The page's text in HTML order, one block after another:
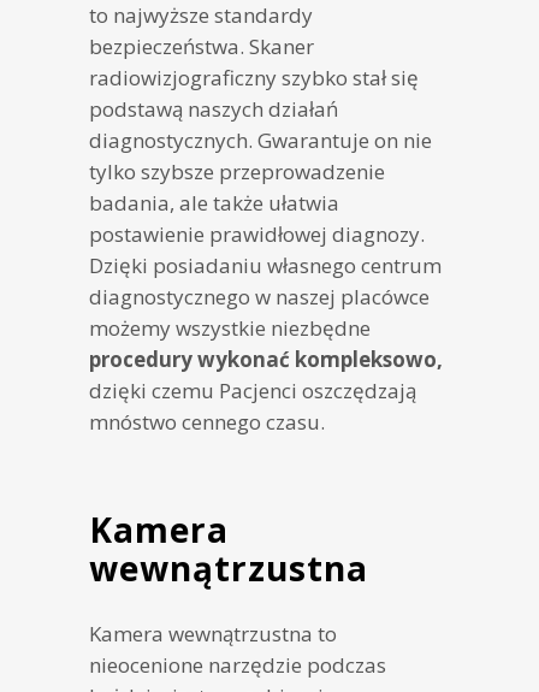
to najwyższe standardy
bezpieczeństwa. Skaner
radiowizjograficzny szybko stał się
podstawą naszych działań
diagnostycznych. Gwarantuje on nie
tylko szybsze przeprowadzenie
badania, ale także ułatwia
postawienie prawidłowej diagnozy.
Dzięki posiadaniu własnego centrum
diagnostycznego w naszej placówce
możemy wszystkie niezbędne
procedury wykonać kompleksowo,
dzięki czemu Pacjenci oszczędzają
mnóstwo cennego czasu.
Kamera
wewnątrzustna
Kamera wewnątrzustna to
nieocenione narzędzie podczas